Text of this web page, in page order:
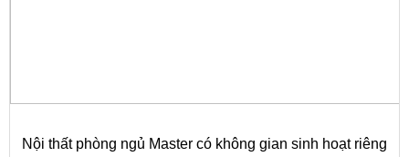
Nội thất phòng ngủ Master có không gian sinh hoạt riêng